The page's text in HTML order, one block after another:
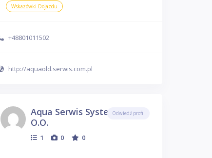
Wskazówki Dojazdu
+48801011502
http://aquaold.serwis.com.pl
Aqua Serwis System Sp. Z
O.o.
1 0 0
Odwiedź profil